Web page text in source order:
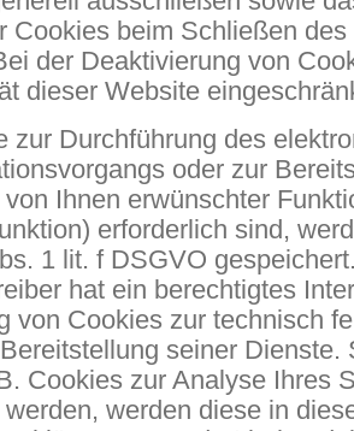
Cookies beim Schließen
der Deaktivierung von
dieser Website
zur Durchführung des
oder zur
Ihnen erwünschter
erforderlich sind,
1 lit. f DSGVO
hat ein berechtigtes
von Cookies zur technisch
seiner Dienste.
Cookies zur Analyse Ihres
werden diese in